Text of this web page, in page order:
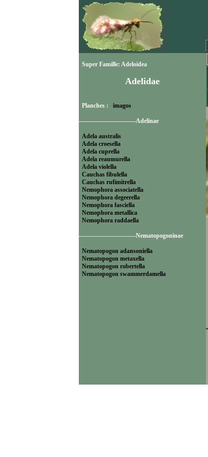
Super Famille: Adeloidea
Adelidae
Planches : imagos
----------------------------Adelinae
Adela australis
Adela croesella
Adela cuprella
Adela reaumurella
Adela violella
Cauchas fibulella
Cauchas rufimitrella
Nemophora associatella
Nemophora degeerella
Nemophora fasciella
Nemophora metallica
Nemophora raddaella
----------------------------Nematopogoninae
Nematopogon adansoniella
Nematopogon metaxella
Nematopogon robertella
Nematopogon swammerdamella